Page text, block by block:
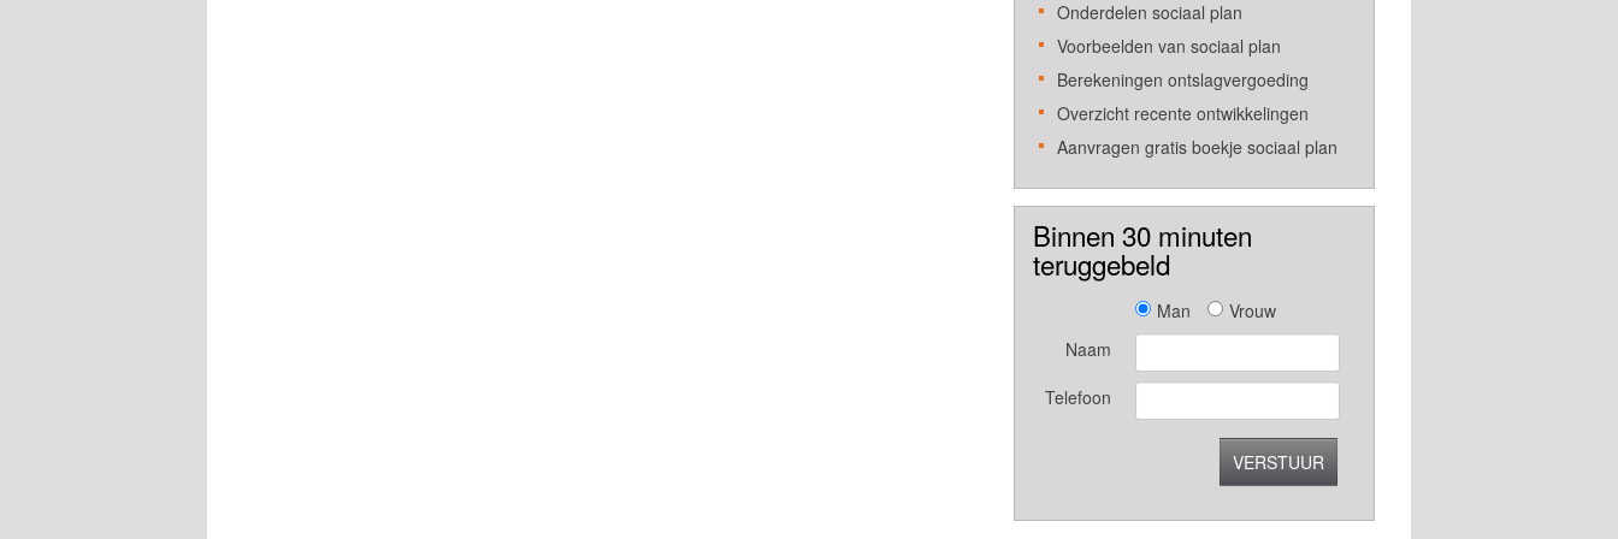
Onderdelen sociaal plan
Voorbeelden van sociaal plan
Berekeningen ontslagvergoeding
Overzicht recente ontwikkelingen
Aanvragen gratis boekje sociaal plan
Binnen 30 minuten
teruggebeld
Man
Vrouw
Naam
Telefoon
VERSTUUR